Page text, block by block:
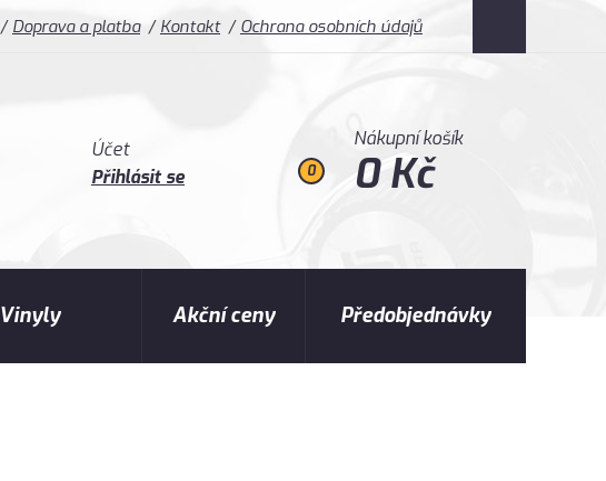
Doprava a platba Kontakt Ochrana osobních údajů
Účet
Přihlásit se
0
Nákupní košík
0 Kč
Vinyly Akční ceny Předobjednávky